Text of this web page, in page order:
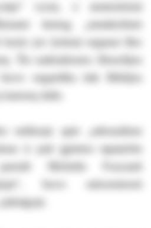
vyras, o anatominiai
tiesiog „metabolinės
kurio jos lytiniai organai liko
Šis natūraliosios filosofijos
organiška tiek Biblijos
dalis.
nežinojo apie „seksualines
ir pati įgimtos tapatybės
Michelis Foucault
buvo sukonstruoti